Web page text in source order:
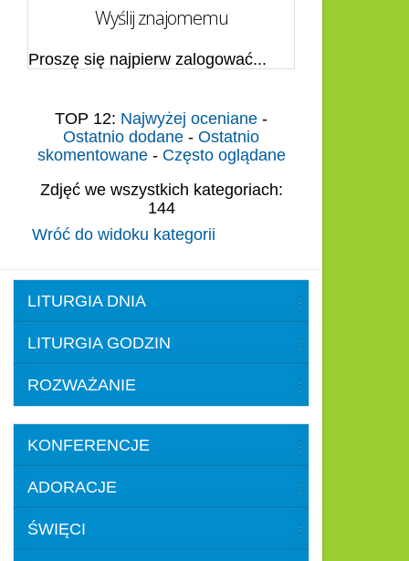
Wyślij znajomemu
Proszę się najpierw zalogować...
TOP 12: Najwyżej oceniane -
Ostatnio dodane - Ostatnio
skomentowane- Często oglądane
Zdjęć we wszystkich kategoriach:
144
Wróć do widoku kategorii
LITURGIA DNIA
LITURGIA GODZIN
ROZWAŻANIE
KONFERENCJE
ADORACJE
ŚWIĘCI